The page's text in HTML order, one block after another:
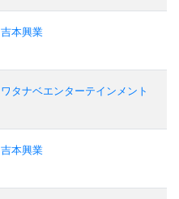
吉本興業
ワタナベエンターテインメント
吉本興業